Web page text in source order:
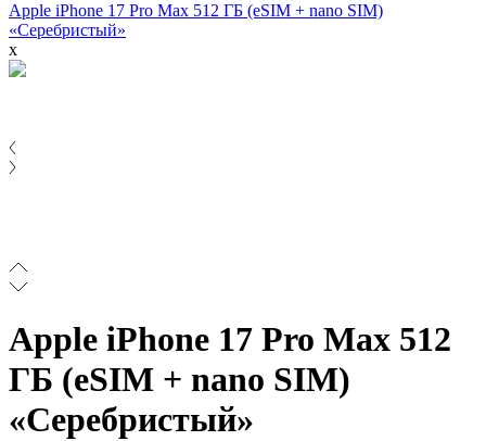
Apple iPhone 17 Pro Max 512 ГБ (eSIM + nano SIM)
«Серебристый»
x
Apple iPhone 17 Pro Max 512
ГБ (eSIM + nano SIM)
«Серебристый»